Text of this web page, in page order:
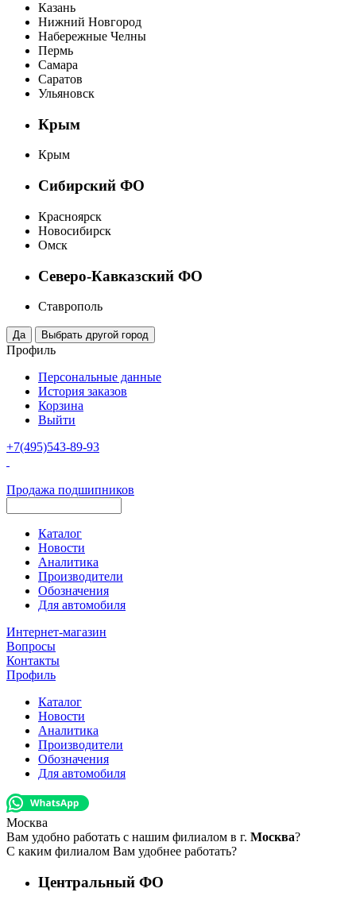
Казань
Нижний Новгород
Набережные Челны
Пермь
Самара
Саратов
Ульяновск
Крым
Крым
Сибирский ФО
Красноярск
Новосибирск
Омск
Северо-Кавказский ФО
Ставрополь
Профиль
Персональные данные
История заказов
Корзина
Выйти
+7(495)543-89-93
Продажа подшипников
Каталог
Новости
Аналитика
Производители
Обозначения
Для автомобиля
Интернет-магазин
Вопросы
Контакты
Профиль
Каталог
Новости
Аналитика
Производители
Обозначения
Для автомобиля
Москва
Вам удобно работать с нашим филиалом в г. Москва?
С каким филиалом Вам удобнее работать?
Центральный ФО